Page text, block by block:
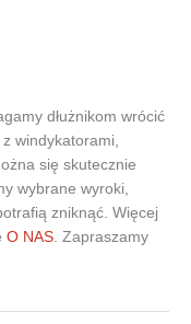
dłużnikom wrócić
windykatorami,
się skutecznie
wybrane wyroki,
zniknąć. Więcej
O NAS . Zapraszamy